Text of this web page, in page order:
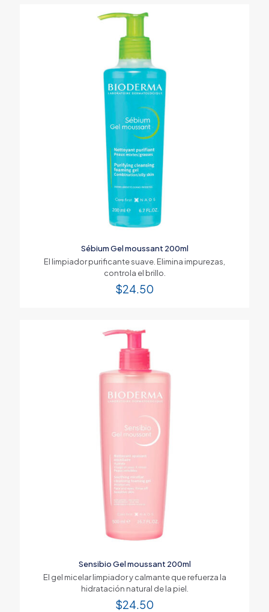
Sébium Gel moussant 200ml
El limpiador purificante suave. Elimina impurezas,
controla el brillo.
$24.50
Sensibio Gel moussant 200ml
El gel micelar limpiador y calmante que refuerza la
hidratación natural de la piel.
$24.50